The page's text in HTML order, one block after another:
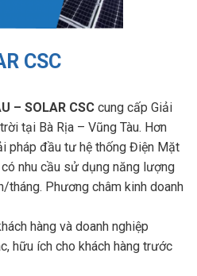
CSC
– SOLAR CSC cung cấp Giải
tại Bà Rịa – Vũng Tàu. Hơn
pháp đầu tư hệ thống Điện Mặt
nhu cầu sử dụng năng lượng
tháng. Phương châm kinh doanh
hàng và doanh nghiệp
hữu ích cho khách hàng trước